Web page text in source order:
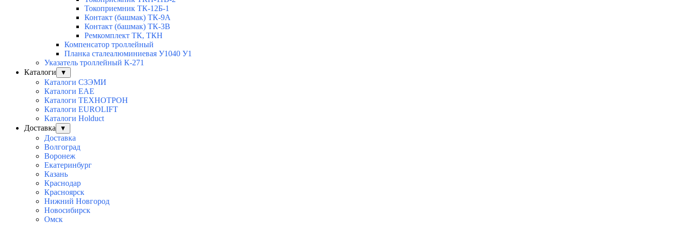
Токоприемник ТК-12Б-1
Контакт (башмак) ТК-9А
Контакт (башмак) ТК-3В
Ремкомплект ТК, ТКН
Компенсатор троллейный
Планка сталеалюминиевая У1040 У1
Указатель троллейный К-271
Каталоги
▼
Каталоги СЗЭМИ
Каталоги EAE
Каталоги ТЕХНОТРОН
Каталоги EUROLIFT
Каталоги Holduct
Доставка
▼
Доставка
Волгоград
Воронеж
Екатеринбург
Казань
Краснодар
Красноярск
Нижний Новгород
Новосибирск
Омск